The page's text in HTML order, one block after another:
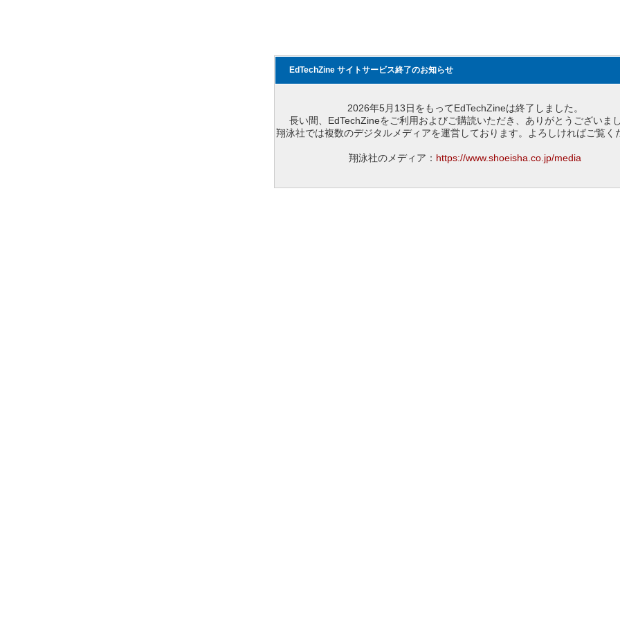
EdTechZine サイトサービス終了のお知らせ
2026年5月13日をもってEdTechZineは終了しました。
長い間、EdTechZineをご利用およびご購読いただき、ありがとうございまし
翔泳社では複数のデジタルメディアを運営しております。よろしければご覧く
翔泳社のメディア： https://www.shoeisha.co.jp/media